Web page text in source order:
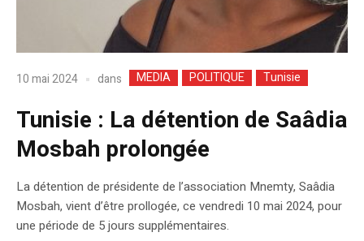
10 mai 2024 dans MEDIA POLITIQUE Tunisie
Tunisie : La détention de Saâdia
Mosbah prolongée
La détention de présidente de l’association Mnemty, Saâdia
Mosbah, vient d’être prollogée, ce vendredi 10 mai 2024, pour
une période de 5 jours supplémentaires.